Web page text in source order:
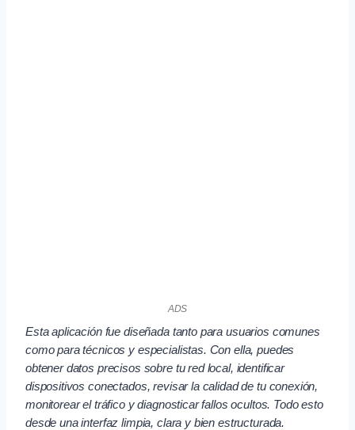
ADS
Esta aplicación fue diseñada tanto para usuarios comunes
como para técnicos y especialistas. Con ella, puedes
obtener datos precisos sobre tu red local, identificar
dispositivos conectados, revisar la calidad de tu conexión,
monitorear el tráfico y diagnosticar fallos ocultos. Todo esto
desde una interfaz limpia, clara y bien estructurada.